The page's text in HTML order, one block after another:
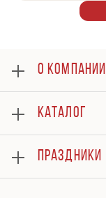
О КОМПАНИИ
Оплата
Отзывы
Гарантии
Доставка
Вопросы и ответы
КАТАЛОГ
Букеты
Композиции
ПРАЗДНИКИ